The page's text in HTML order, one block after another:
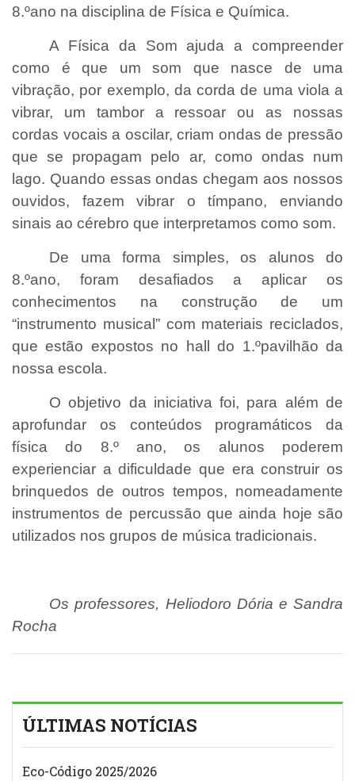
8.ºano na disciplina de Física e Química.
A Física da Som ajuda a compreender
como é que um som que nasce de uma
vibração, por exemplo, da corda de uma viola a
vibrar, um tambor a ressoar ou as nossas
cordas vocais a oscilar, criam ondas de pressão
que se propagam pelo ar, como ondas num
lago. Quando essas ondas chegam aos nossos
ouvidos, fazem vibrar o tímpano, enviando
sinais ao cérebro que interpretamos como som.
De uma forma simples, os alunos do
8.ºano, foram desafiados a aplicar os
conhecimentos na construção de um
“instrumento musical” com materiais reciclados,
que estão expostos no hall do 1.ºpavilhão da
nossa escola.
O objetivo da iniciativa foi, para além de
aprofundar os conteúdos programáticos da
física do 8.º ano, os alunos poderem
experienciar a dificuldade que era construir os
brinquedos de outros tempos, nomeadamente
instrumentos de percussão que ainda hoje são
utilizados nos grupos de música tradicionais.
Os professores, Heliodoro Dória e Sandra
Rocha
ÚLTIMAS NOTÍCIAS
Eco-Código 2025/2026